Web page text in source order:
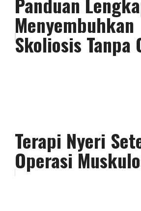
Menyembuhkan
Skoliosis Tanpa
Terapi Nyeri
Operasi